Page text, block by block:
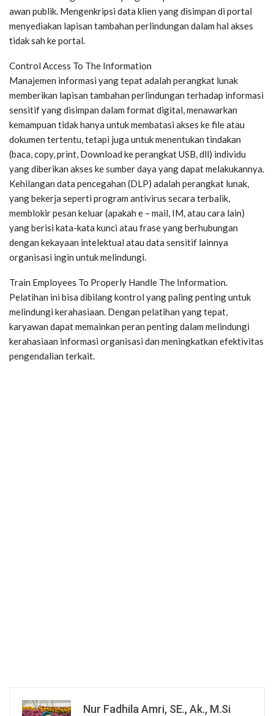
awan publik. Mengenkripsi data klien yang disimpan di portal
menyediakan lapisan tambahan perlindungan dalam hal akses
tidak sah ke portal.
Control Access To The Information
Manajemen informasi yang tepat adalah perangkat lunak
memberikan lapisan tambahan perlindungan terhadap informasi
sensitif yang disimpan dalam format digital, menawarkan
kemampuan tidak hanya untuk membatasi akses ke file atau
dokumen tertentu, tetapi juga untuk menentukan tindakan
(baca, copy, print, Download ke perangkat USB, dll) individu
yang diberikan akses ke sumber daya yang dapat melakukannya.
Kehilangan data pencegahan (DLP) adalah perangkat lunak,
yang bekerja seperti program antivirus secara terbalik,
memblokir pesan keluar (apakah e – mail, IM, atau cara lain)
yang berisi kata-kata kunci atau frase yang berhubungan
dengan kekayaan intelektual atau data sensitif lainnya
organisasi ingin untuk melindungi.
Train Employees To Properly Handle The Information.
Pelatihan ini bisa dibilang kontrol yang paling penting untuk
melindungi kerahasiaan. Dengan pelatihan yang tepat,
karyawan dapat memainkan peran penting dalam melindungi
kerahasiaan informasi organisasi dan meningkatkan efektivitas
pengendalian terkait.
Nur Fadhila Amri, SE., Ak., M.Si